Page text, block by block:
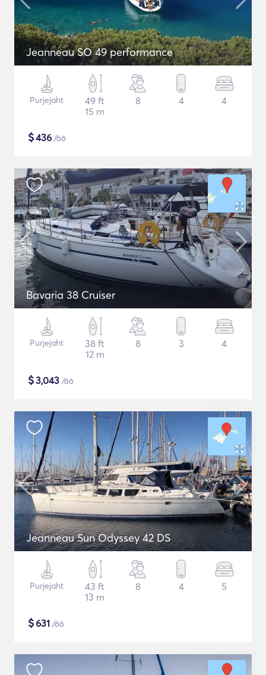
Jeanneau SO 49 performance
Purjejaht
49 ft
15 m
8 4 4
$436 /öö
Bavaria 38 Cruiser
Purjejaht
38 ft
12 m
8 3 4
$3,043 /öö
Jeanneau Sun Odyssey 42 DS
Purjejaht
43 ft
13 m
8 4 5
$631 /öö